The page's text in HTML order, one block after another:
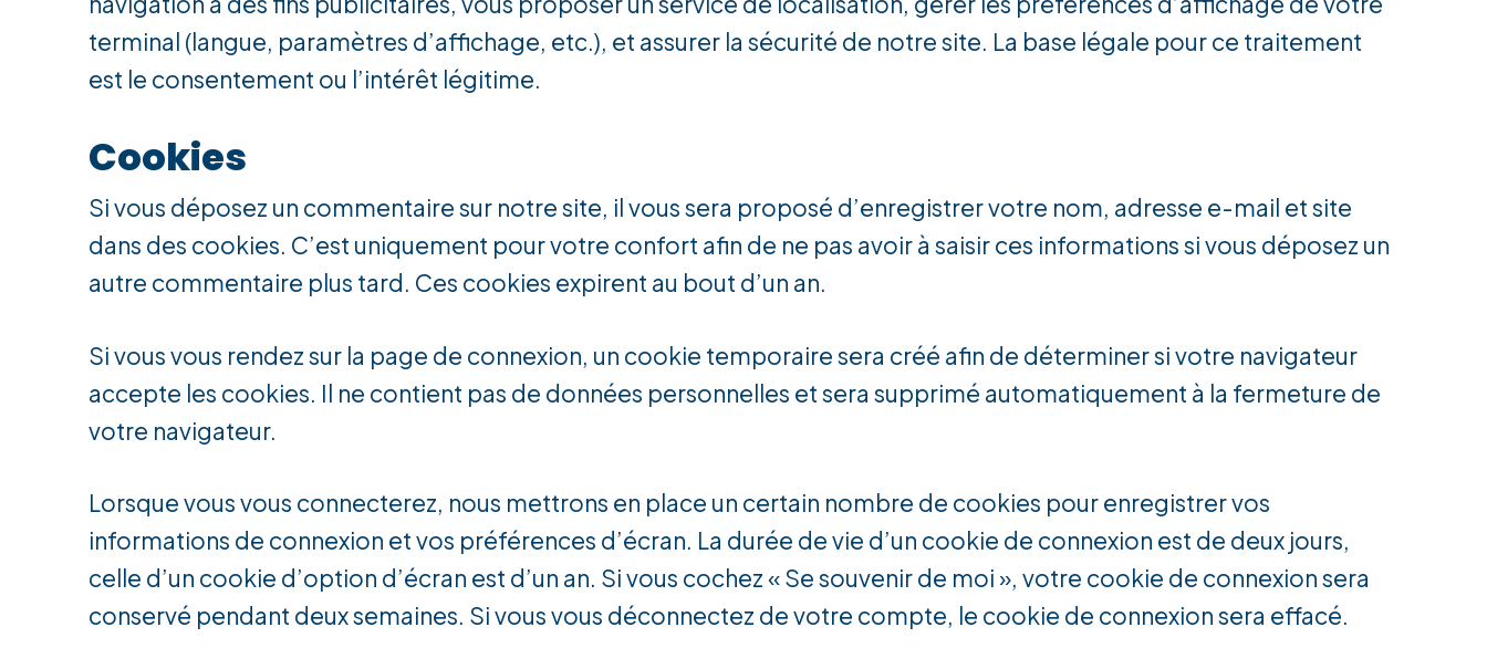
terminal (langue, paramètres d’affichage, etc.), et assurer la sécurité de notre site. La base légale pour ce traitement
est le consentement ou l’intérêt légitime.
Cookies
Si vous déposez un commentaire sur notre site, il vous sera proposé d’enregistrer votre nom, adresse e-mail et site
dans des cookies. C’est uniquement pour votre confort afin de ne pas avoir à saisir ces informations si vous déposez un
autre commentaire plus tard. Ces cookies expirent au bout d’un an.
Si vous vous rendez sur la page de connexion, un cookie temporaire sera créé afin de déterminer si votre navigateur
accepte les cookies. Il ne contient pas de données personnelles et sera supprimé automatiquement à la fermeture de
votre navigateur.
Lorsque vous vous connecterez, nous mettrons en place un certain nombre de cookies pour enregistrer vos
informations de connexion et vos préférences d’écran. La durée de vie d’un cookie de connexion est de deux jours,
celle d’un cookie d’option d’écran est d’un an. Si vous cochez « Se souvenir de moi », votre cookie de connexion sera
conservé pendant deux semaines. Si vous vous déconnectez de votre compte, le cookie de connexion sera effacé.